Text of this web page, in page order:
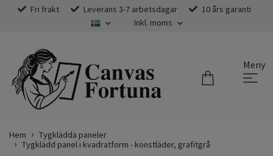
Fri frakt Leverans 3-7 arbetsdagar
10 års garanti
Inkl. moms
Meny
Hem
Tygklädda paneler
Tygklädd panel i kvadratform - konstläder, grafitgrå